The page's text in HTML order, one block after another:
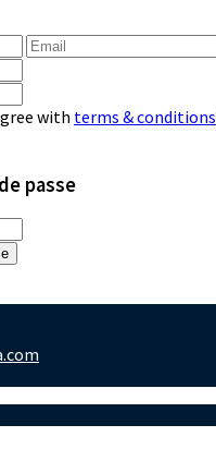
with terms & conditions
passe